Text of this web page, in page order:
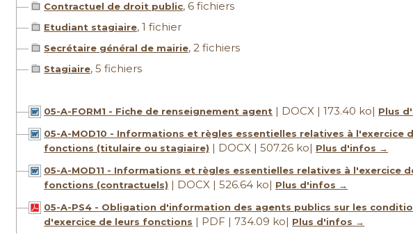
Contractuel de droit public, 6 fichiers
Etudiant stagiaire, 1 fichier
Secrétaire général de mairie, 2 fichiers
Stagiaire, 5 fichiers
05-A-FORM1 - Fiche de renseignement agent | DOCX | 173.40 ko| Plus
05-A-MOD10 - Informations et règles essentielles relatives à l'exercice
fonctions (titulaire ou stagiaire) | DOCX | 507.26 ko| Plus d'infos →
05-A-MOD11 - Informations et règles essentielles relatives à l'exercice
fonctions (contractuels) | DOCX | 526.64 ko| Plus d'infos →
05-A-PS4 - Obligation d'information des agents publics sur les
d'exercice de leurs fonctions | PDF | 734.09 ko| Plus d'infos →